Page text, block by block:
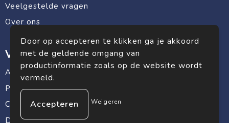
Veelgestelde vragen
Over ons
Veilig winkelen
Algemene voorwaarden
Privacyverklaring
Cookiebeleid
Disclaimer
Door op accepteren te klikken ga je akkoord
met de geldende omgang van
productinformatie zoals op de website wordt
vermeld.
Weigeren